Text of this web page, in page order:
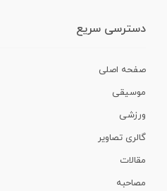
دسترسی سریع
صفحه اصلی
موسیقی
ورزشی
گالری تصاویر
مقالات
مصاحبه